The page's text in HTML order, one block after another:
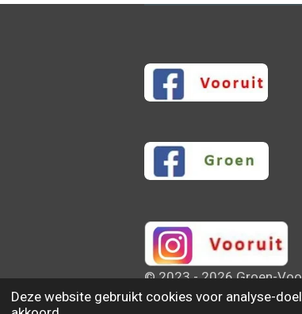
Deze website gebruikt cookies voor analyse-
© 2023 - 2026 Groen-